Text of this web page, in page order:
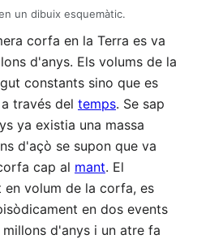
un dibuix esquemàtic.
corfa en la Terra es va
d'anys. Els volums de la
constants sino que es
través del temps. Se sap
ya existia una massa
d'açò se supon que va
cap al mant. El
en volum de la corfa, es
en dos events
d'anys i un atre fa